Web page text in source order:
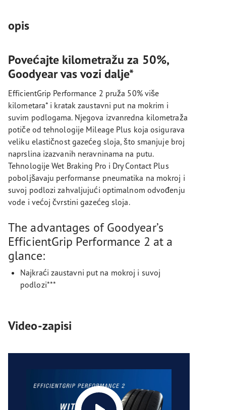
opis
Povećajte kilometražu za 50%,
Goodyear vas vozi dalje*
EfficientGrip Performance 2 pruža 50% više
kilometara* i kratak zaustavni put na mokrim i
suvim podlogama. Njegova izvanredna kilometraža
potiče od tehnologije Mileage Plus koja osigurava
veliku elastičnost gazećeg sloja, što smanjuje broj
naprslina izazvanih neravninama na putu.
Tehnologije Wet Braking Pro i Dry Contact Plus
poboljšavaju performanse pneumatika na mokroj i
suvoj podlozi zahvaljujući optimalnom odvođenju
vode i većoj čvrstini gazećeg sloja.
The advantages of Goodyear’s
EfficientGrip Performance 2 at a
glance:
Najkraći zaustavni put na mokroj i suvoj
podlozi***
Video-zapisi